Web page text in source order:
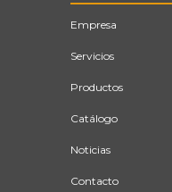
Empresa
Servicios
Productos
Catálogo
Noticias
Contacto